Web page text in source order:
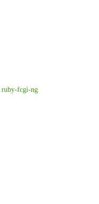
ruby-fcgi-ng